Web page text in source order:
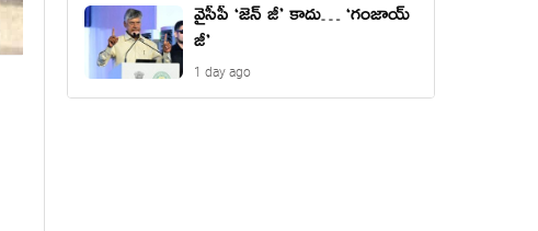
వైసీపీ ‘జెన్ జీ’ కాదు… ‘గంజాయ్
జీ’
1 day ago